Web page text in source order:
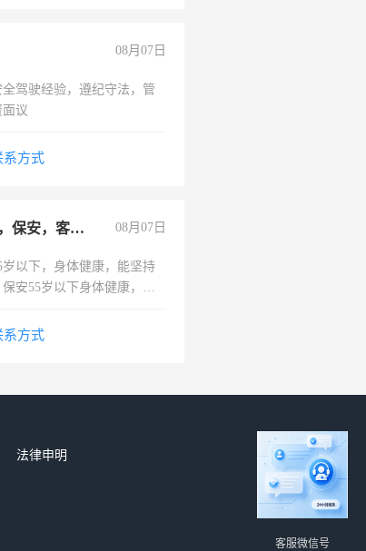
08月07日
驾驶经验，遵纪守法，管
议
系方式
急招保洁，保安，客服，工程 08月07日
岁以下，身体健康，能坚持
安55岁以下身体健康，有
45岁以下高中以上文化，
系方式
法律申明
客服微信号